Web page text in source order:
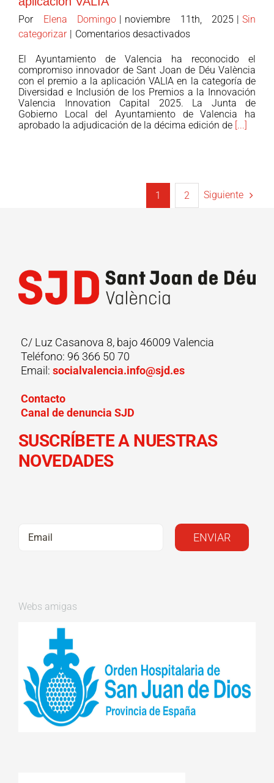
Transición
DANA
Por Elena Domingo | noviembre 11th, 2025 | Sin
categorizar | Comentarios desactivadosen
Joan
de
Déu
València,
premiado
Capital
2025
VALIA
El Ayuntamiento de Valencia ha reconocido el
compromiso innovador de Sant Joan de Déu València
con el premio a la aplicación VALIA en la categoría de
Diversidad e Inclusión de los Premios a la Innovación
Valencia Innovation Capital 2025. La Junta de
Gobierno Local del Ayuntamiento de Valencia ha
aprobado la adjudicación de la décima edición de [...]
1 2 Siguiente
C/ Luz Casanova 8, bajo 46009 Valencia
Teléfono: 96 366 50 70
Email:socialvalencia.info@sjd.es
Contacto
Canal de denuncia SJD
SUSCRÍBETE A NUESTRAS
NOVEDADES
Webs amigas